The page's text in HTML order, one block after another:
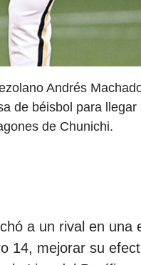
Andrés
de béisbol para llegar
de Chunichi.
a un rival en una
14, mejorar su